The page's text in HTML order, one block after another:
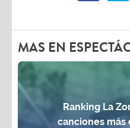
MAS EN
Ranking La
canciones más